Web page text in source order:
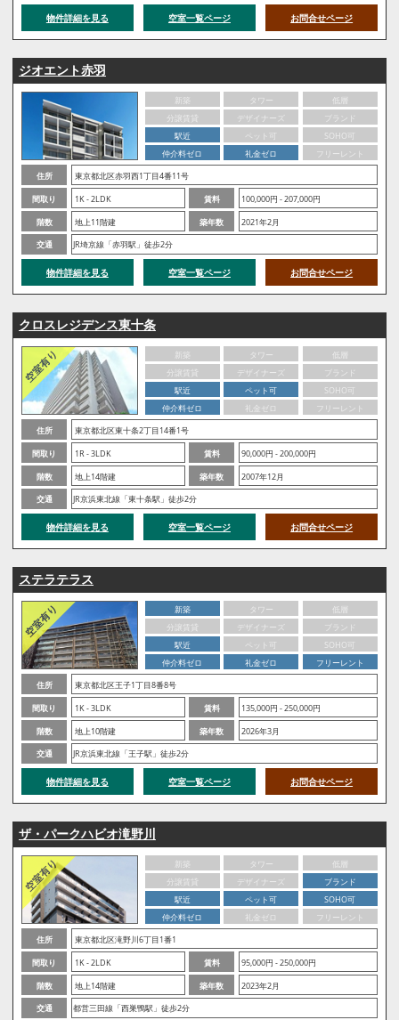
物件詳細を見る 空室一覧ページ お問合せページ
ジオエント赤羽
新築 タワー
低層
分譲賃貸
デザイナーズ
ブランド
駅近
ペット可
SOHO可
仲介料ゼロ
礼金ゼロ
フリーレント
住所
東京都北区赤羽西1丁目4番11号
間取り
1K - 2LDK 賃料
100,000円 - 207,000円
階数
地上11階建 築年数
2021年2月
交通
JR埼京線「赤羽駅」徒歩2分
物件詳細を見る 空室一覧ページ お問合せページ
クロスレジデンス東十条
新築 タワー
低層
分譲賃貸
デザイナーズ
ブランド
駅近
ペット可
SOHO可
仲介料ゼロ
礼金ゼロ
フリーレント
住所
東京都北区東十条2丁目14番1号
間取り
1R - 3LDK 賃料
90,000円 - 200,000円
階数
地上14階建 築年数
2007年12月
交通
JR京浜東北線「東十条駅」徒歩2分
物件詳細を見る 空室一覧ページ お問合せページ
ステラテラス
新築 タワー
低層
分譲賃貸
デザイナーズ
ブランド
駅近
ペット可
SOHO可
仲介料ゼロ
礼金ゼロ
フリーレント
住所
東京都北区王子1丁目8番8号
間取り
1K - 3LDK 賃料
135,000円 - 250,000円
階数
地上10階建 築年数
2026年3月
交通
JR京浜東北線「王子駅」徒歩2分
物件詳細を見る 空室一覧ページ お問合せページ
ザ・パークハビオ滝野川
新築 タワー
低層
分譲賃貸
デザイナーズ
ブランド
駅近
ペット可
SOHO可
仲介料ゼロ
礼金ゼロ
フリーレント
住所
東京都北区滝野川6丁目1番1
間取り
1K - 2LDK 賃料
95,000円 - 250,000円
階数
地上14階建 築年数
2023年2月
交通
都営三田線「西巣鴨駅」徒歩2分